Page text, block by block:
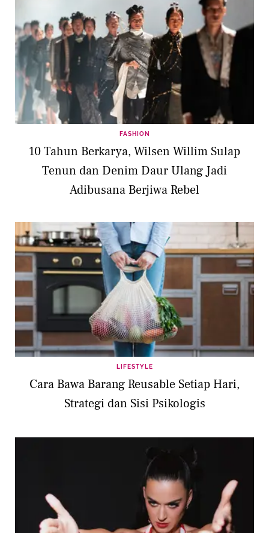
FASHION
10 Tahun Berkarya, Wilsen Willim Sulap
Tenun dan Denim Daur Ulang Jadi
Adibusana Berjiwa Rebel
LIFESTYLE
Cara Bawa Barang Reusable Setiap Hari,
Strategi dan Sisi Psikologis